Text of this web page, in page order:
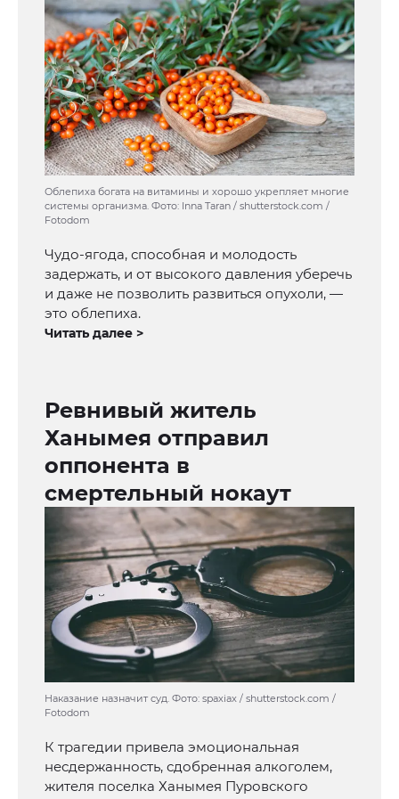
Облепиха богата на витамины и хорошо укрепляет многие
системы организма. Фото: Inna Taran / shutterstock.com /
Fotodom
Чудо-ягода, способная и молодость
задержать, и от высокого давления уберечь
и даже не позволить развиться опухоли, —
это облепиха.
Читать далее >
Ревнивый житель
Ханымея отправил
оппонента в
смертельный нокаут
Наказание назначит суд. Фото: spaxiax / shutterstock.com /
Fotodom
К трагедии привела эмоциональная
несдержанность, сдобренная алкоголем,
жителя поселка Ханымея Пуровского